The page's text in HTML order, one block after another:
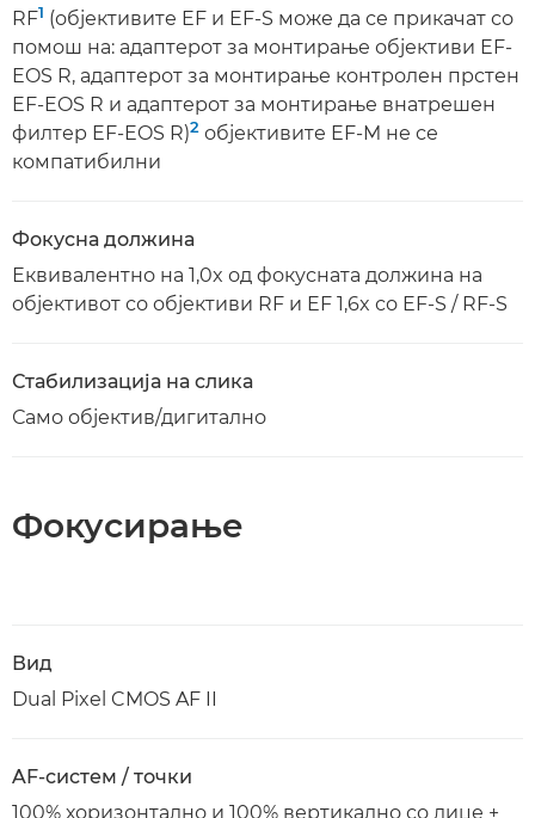
RF1 (објективите EF и EF-S може да се прикачат со
помош на: адаптерот за монтирање објективи EF-
EOS R, адаптерот за монтирање контролен прстен
EF-EOS R и адаптерот за монтирање внатрешен
филтер EF-EOS R)2 објективите EF-M не се
компатибилни
Фокусна должина
Еквивалентно на 1,0x од фокусната должина на
објективот со објективи RF и EF 1,6x со EF-S / RF-S
Стабилизација на слика
Само објектив/дигитално
Фокусирање
Вид
Dual Pixel CMOS AF II
AF-систем / точки
100% хоризонтално и 100% вертикално со лице +